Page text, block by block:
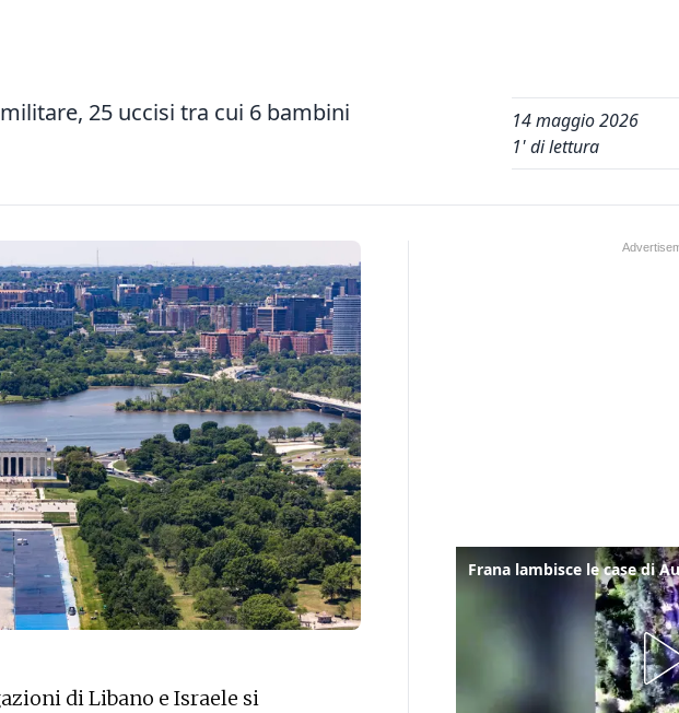
25 uccisi tra cui 6 bambini
14 maggio 2026
1' di lettura
di Libano e Israele si